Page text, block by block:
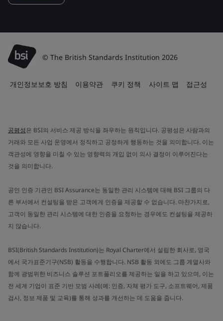
© The British Standards Institution 2026
개인정보보호 방침 이용약관 쿠키 정책 사이트 맵 접근성
공평성은 BSI의 서비스 제공 방식을 좌우하는 원칙입니다. 공평성은 사람과의
거래와 모든 사업 운영에서 정직하고 공정하게 행동하는 것을 의미합니다. 이는
객관성에 영향을 미칠 수 있는 영향력의 개입 없이 의사 결정이 이루어진다는
것을 의미합니다.
공인 인증 기관인 BSI Assurance는 동일한 관리 시스템에 대해 BSI 그룹의 다
른 부서에서 컨설팅을 받은 고객에게 인증을 제공할 수 없습니다. 마찬가지로,
고객이 동일한 관리 시스템에 대한 인증을 요청하는 경우에도 컨설팅을 제공하
지 않습니다.
BSI(British Standards Institution)는 Royal Charter에서 설립한 회사로, 영국
에서 국가표준기구(NSB) 활동을 수행합니다. NSB 활동 외에도 그룹 계열사와
함께 광범위한 비즈니스 솔루션 포트폴리오를 제공하는 일을 하고 있으며, 이는
전 세계 기업이 표준 기반 모범 사례(예: 인증, 자체 평가 도구, 소프트웨어, 제품
검사, 정보 제품 및 교육)를 통해 성과를 개선하는 데 도움을 줍니다.